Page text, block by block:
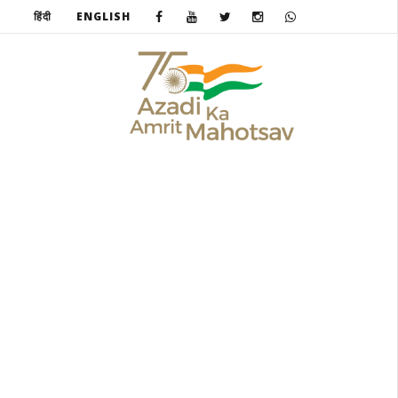
हिंदी ENGLISH